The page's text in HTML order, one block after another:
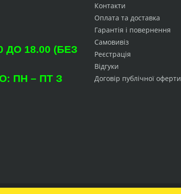
Контакти
Оплата та доставка
Гарантія і повернення
Самовивіз
Реєстрація
Відгуки
Договір публічної оферти
18.00 (БЕЗ
ПН – ПТ З